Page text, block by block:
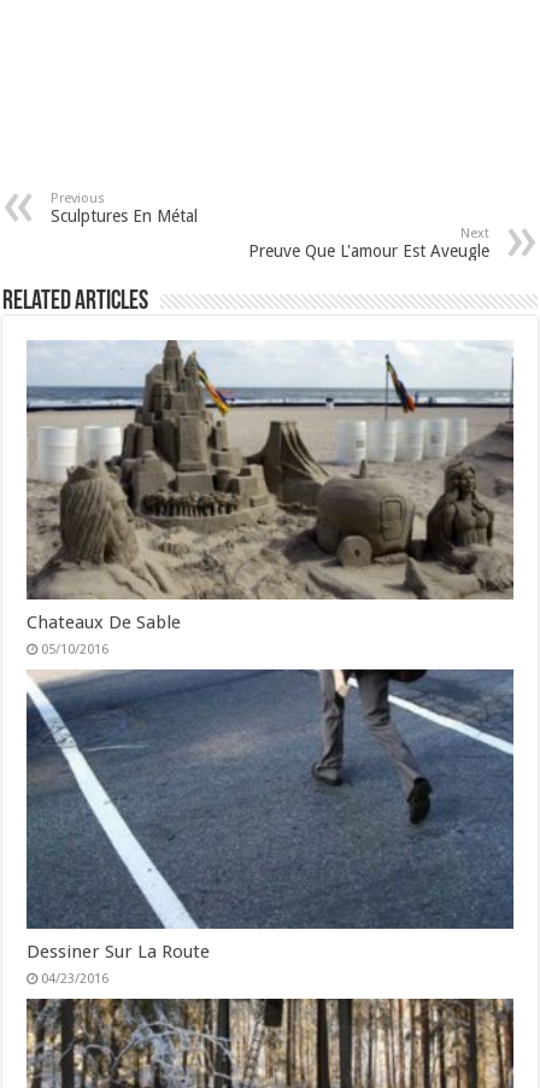
Previous
Sculptures En Métal
Next
Preuve Que L'amour Est Aveugle
Related Articles
Chateaux De Sable
05/10/2016
Dessiner Sur La Route
04/23/2016